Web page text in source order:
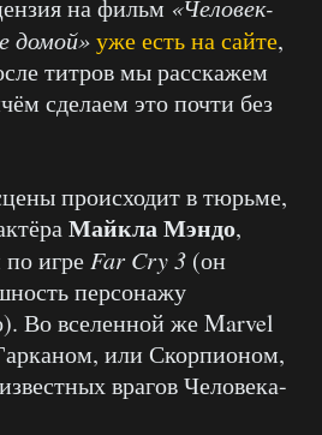
на фильм «Человек-
домой»уже есть на сайте,
титров мы расскажем
сделаем это почти без
происходит в тюрьме,
Майкла Мэндо,
игреFar Cry 3 (он
персонажу
Во вселенной же Marvel
или Скорпионом,
врагов Человека-